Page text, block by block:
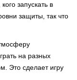
запускать в
защиты, так что
на разных
Это сделает игру